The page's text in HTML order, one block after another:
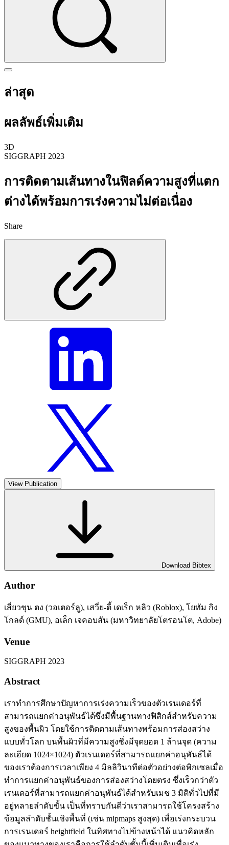
ล่าสุด
ผลลัพธ์เพิ่มเติม
3D
SIGGRAPH 2023
การติดตามเส้นทางในฟิลด์ความสูงที่แตก
ต่างได้พร้อมการเร่งความไม่ต่อเนื่อง
Share
View Publication
Download Bibtex
Author
เสี่ยวชุน ตง (วอเตอร์ลู), เสวี่ย-ตี้ เดเร็ก หลิว (Roblox), โยทัม กิง
โกลด์ (GMU), อเล็ก เจคอบสัน (มหาวิทยาลัยโตรอนโต, Adobe)
Venue
SIGGRAPH 2023
Abstract
เราทำการศึกษาปัญหาการเร่งความเร็วของตัวเรนเดอร์ที่
สามารถแยกค่าอนุพันธ์ได้ซึ่งมีพื้นฐานทางฟิสิกส์สำหรับความ
สูงของพื้นผิว โดยใช้การติดตามเส้นทางพร้อมการส่องสว่าง
แบบทั่วโลก บนพื้นผิวที่มีความสูงซึ่งมีจุดยอด 1 ล้านจุด (ความ
ละเอียด 1024×1024) ตัวเรนเดอร์ที่สามารถแยกค่าอนุพันธ์ได้
ของเราต้องการเวลาเพียง 4 มิลลิวินาทีต่อตัวอย่างต่อพิกเซลเมื่อ
ทำการแยกค่าอนุพันธ์ของการส่องสว่างโดยตรง ซึ่งเร็วกว่าตัว
เรนเดอร์ที่สามารถแยกค่าอนุพันธ์ได้สำหรับเมช 3 มิติทั่วไปที่มี
อยู่หลายลำดับขั้น เป็นที่ทราบกันดีว่าเราสามารถใช้โครงสร้าง
ข้อมูลลำดับชั้นเชิงพื้นที่ (เช่น mipmaps สูงสุด) เพื่อเร่งกระบวน
การเรนเดอร์ heightfield ในทิศทางไปข้างหน้าได้ แนวคิดหลัก